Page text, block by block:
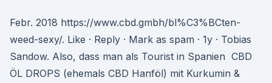
Febr. 2018 https://www.cbd.gmbh/bl%C3%BCten-
weed-sexy/. Like · Reply · Mark as spam · 1y · Tobias
Sandow. Also, dass man als Tourist in Spanien CBD
ÖL DROPS (ehemals CBD Hanföl) mit Kurkumin &